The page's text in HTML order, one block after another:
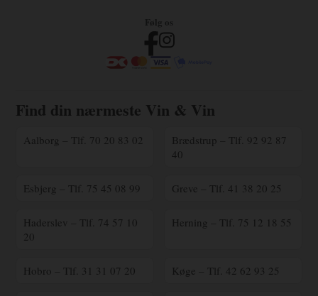
Følg os
Find din nærmeste Vin & Vin
Aalborg – Tlf. 70 20 83 02
Brædstrup – Tlf. 92 92 87
40
Esbjerg – Tlf. 75 45 08 99 Greve – Tlf. 41 38 20 25
Haderslev – Tlf. 74 57 10
20
Herning – Tlf. 75 12 18 55
Hobro – Tlf. 31 31 07 20 Køge – Tlf. 42 62 93 25